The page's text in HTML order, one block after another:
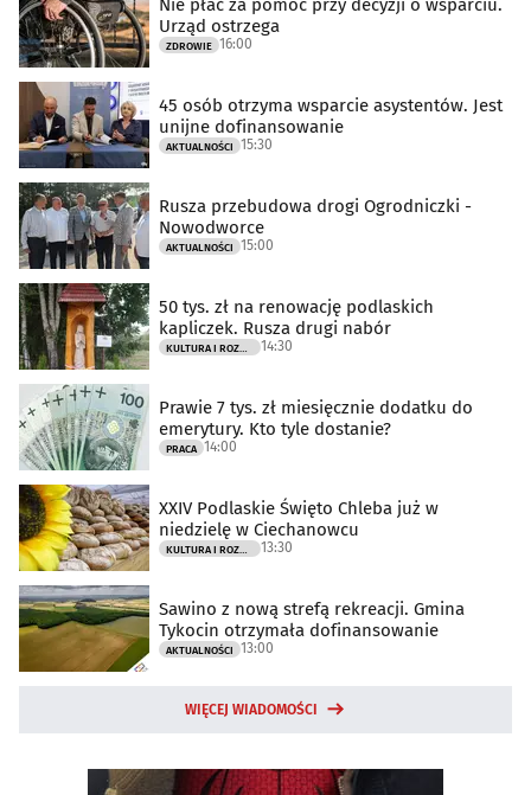
Nie płać za pomoc przy decyzji o wsparciu.
Urząd ostrzega
ZDROWIE 16:00
45 osób otrzyma wsparcie asystentów. Jest
unijne dofinansowanie
AKTUALNOŚCI 15:30
Rusza przebudowa drogi Ogrodniczki -
Nowodworce
AKTUALNOŚCI 15:00
50 tys. zł na renowację podlaskich
kapliczek. Rusza drugi nabór
KULTURA I ROZRYWKA 14:30
Prawie 7 tys. zł miesięcznie dodatku do
emerytury. Kto tyle dostanie?
PRACA 14:00
XXIV Podlaskie Święto Chleba już w
niedzielę w Ciechanowcu
KULTURA I ROZRYWKA 13:30
Sawino z nową strefą rekreacji. Gmina
Tykocin otrzymała dofinansowanie
AKTUALNOŚCI 13:00
WIĘCEJ WIADOMOŚCI